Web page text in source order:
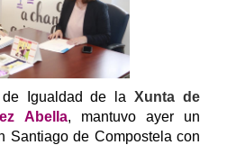
de Igualdad de laXunta de
Abella, mantuvo ayer un
Santiago de Compostela con